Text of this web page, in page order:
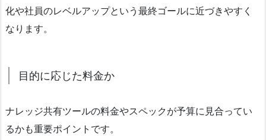
化や社員のレベルアップという最終ゴールに近づきやすく
なります。
目的に応じた料金か
ナレッジ共有ツールの料金やスペックが予算に見合ってい
るかも重要ポイントです。